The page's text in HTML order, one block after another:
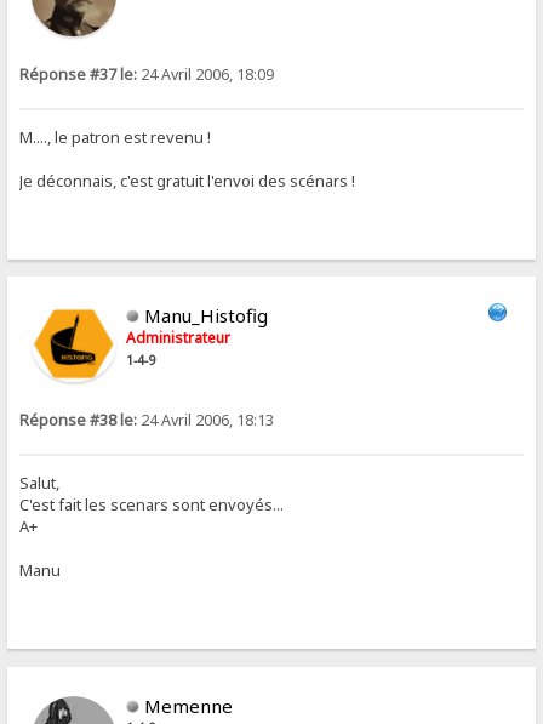
Réponse #37 le: 24 Avril 2006, 18:09
M...., le patron est revenu !
Je déconnais, c'est gratuit l'envoi des scénars !
Manu_Histofig
Administrateur
1-4-9
Réponse #38 le: 24 Avril 2006, 18:13
Salut,
C'est fait les scenars sont envoyés...
A+
Manu
Memenne